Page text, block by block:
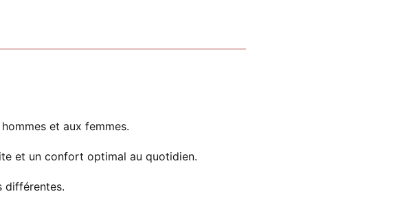
et aux femmes.
et un confort optimal au quotidien.
différentes.